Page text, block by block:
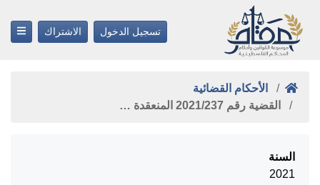
تسجيل الدخول الاشتراك
الأحكام القضائية
القضية رقم ‎237‏/‎2021‏ المنعقدة …
السنة
2021